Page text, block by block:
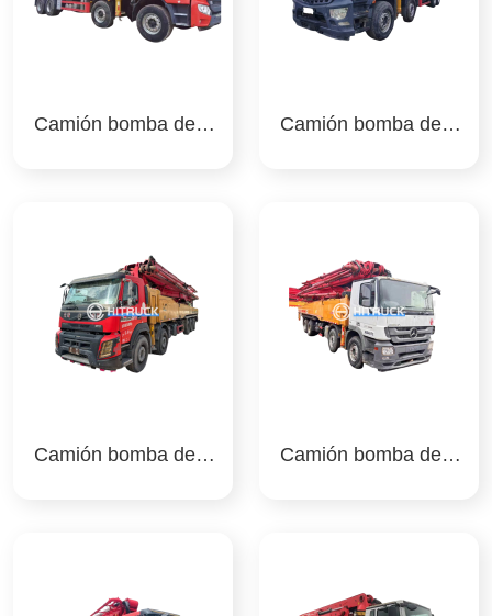
Camión bomba de h
Camión bomba de h
Camión bomba de h
Camión bomba de h